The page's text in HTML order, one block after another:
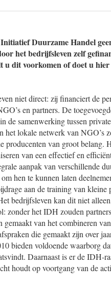
Duurzame Handel
het bedrijfsleven zelf
u dit voorkomen of doet u
niet direct: zij financiert de
en partners. De
de samenwerking tussen
het lokale netwerk van NGO’s
producenten van groot belang.
van een effectief en
aanpak van verschillende
hen te kunnen laten
aan de training van
bedrijfsleven kan dit niet
zonder het IDH zouden
van het combineren
die gemaakt zijn over
bieden voldoende waarborg
Daarnaast is er de IDH-
houdt op voortgang van de